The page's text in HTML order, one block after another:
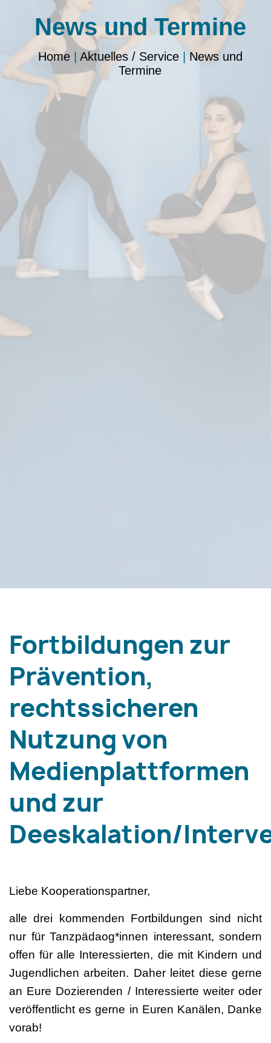
News und Termine
Home| Aktuelles / Service| News und
Termine
Fortbildungen zur
Prävention,
rechtssicheren
Nutzung von
Medienplattformen
und zur
Deeskalation/
Liebe Kooperationspartner,
alle drei kommenden Fortbildungen sind nicht
nur für Tanzpädaog*innen interessant, sondern
offen für alle Interessierten, die mit Kindern und
Jugendlichen arbeiten. Daher leitet diese gerne
an Eure Dozierenden / Interessierte weiter oder
veröffentlicht es gerne in Euren Kanälen, Danke
vorab!